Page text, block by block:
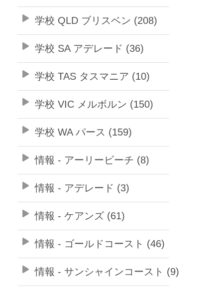
学校 QLD ブリスベン (208)
学校 SA アデレード (36)
学校 TAS タスマニア (10)
学校 VIC メルボルン (150)
学校 WA パース (159)
情報 - アーリービーチ (8)
情報 - アデレード (3)
情報 - ケアンズ (61)
情報 - ゴールドコースト (46)
情報 - サンシャインコースト (9)